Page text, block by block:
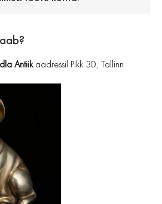
Antiikaadressil Pikk 30, Tallinn